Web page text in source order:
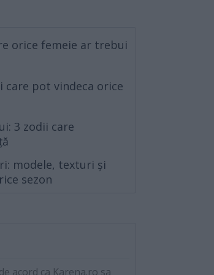
orice femeie ar trebui
care pot vindeca orice
3 zodii care
modele, texturi și
sezon
acord ca Karena.ro sa